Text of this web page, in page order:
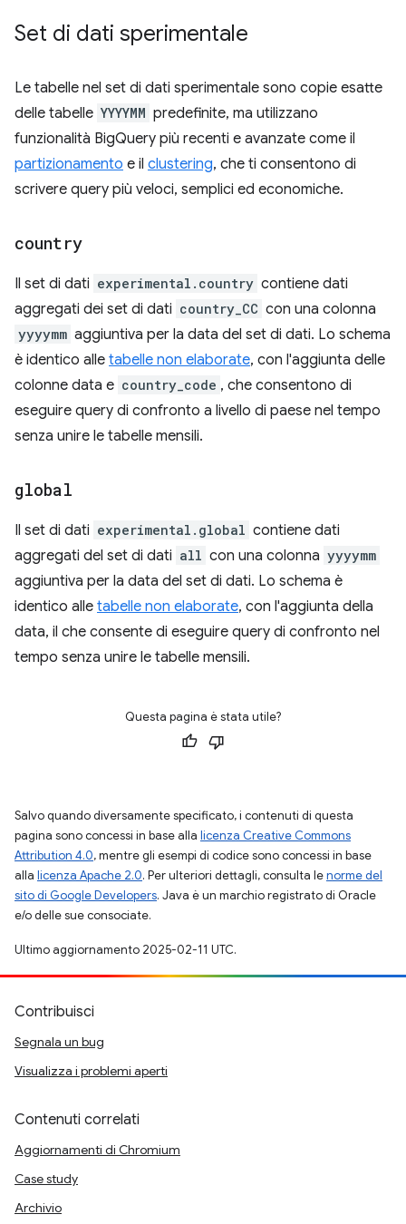
Set di dati sperimentale
Le tabelle nel set di dati sperimentale sono copie esatte
delle tabelle YYYYMM predefinite, ma utilizzano
funzionalità BigQuery più recenti e avanzate come il
partizionamento e il clustering, che ti consentono di
scrivere query più veloci, semplici ed economiche.
country
Il set di dati experimental.country contiene dati
aggregati dei set di dati country_CC con una colonna
yyyymm aggiuntiva per la data del set di dati. Lo schema
è identico alle tabelle non elaborate, con l'aggiunta delle
colonne data e country_code , che consentono di
eseguire query di confronto a livello di paese nel tempo
senza unire le tabelle mensili.
global
Il set di dati experimental.global contiene dati
aggregati del set di dati all con una colonna yyyymm
aggiuntiva per la data del set di dati. Lo schema è
identico alle tabelle non elaborate, con l'aggiunta della
data, il che consente di eseguire query di confronto nel
tempo senza unire le tabelle mensili.
Questa pagina è stata utile?
Salvo quando diversamente specificato, i contenuti di questa
pagina sono concessi in base alla licenza Creative Commons
Attribution 4.0, mentre gli esempi di codice sono concessi in base
alla licenza Apache 2.0. Per ulteriori dettagli, consulta lenorme del
sito di Google Developers. Java è un marchio registrato di Oracle
e/o delle sue consociate.
Ultimo aggiornamento 2025-02-11 UTC.
Contribuisci
Segnala un bug
Visualizza i problemi aperti
Contenuti correlati
Aggiornamenti di Chromium
Case study
Archivio